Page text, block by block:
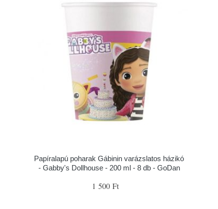
Papíralapú poharak Gábinin varázslatos házikó
- Gabby's Dollhouse - 200 ml - 8 db - GoDan
1 500 Ft